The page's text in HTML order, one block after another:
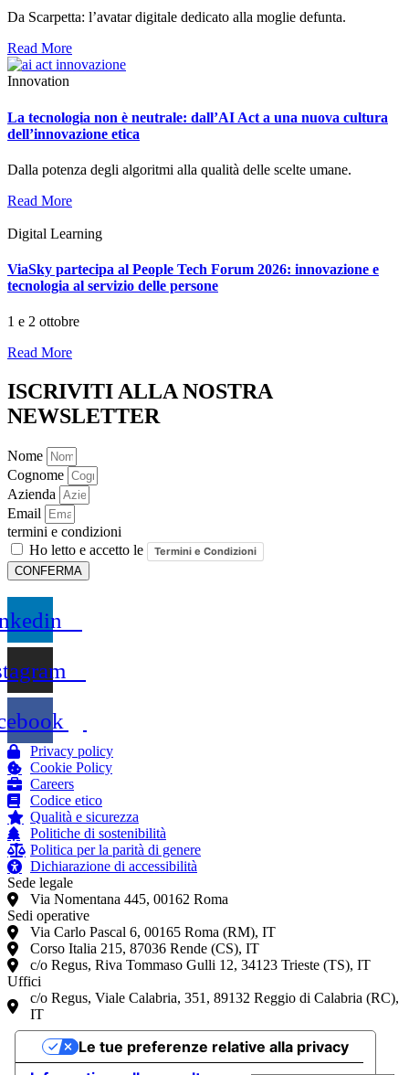
Da Scarpetta: l’avatar digitale dedicato alla moglie defunta.
Read More
Innovation
La tecnologia non è neutrale: dall’AI Act a una nuova cultura
dell’innovazione etica
Dalla potenza degli algoritmi alla qualità delle scelte umane.
Read More
Digital Learning
ViaSky partecipa al People Tech Forum 2026: innovazione e
tecnologia al servizio delle persone
1 e 2 ottobre
Read More
ISCRIVITI ALLA NOSTRA
NEWSLETTER
Nome
Cognome
Azienda
Email
termini e condizioni
Ho letto e accetto le
Termini e Condizioni
CONFERMA
Privacy policy
Cookie Policy
Careers
Codice etico
Qualità e sicurezza
Politiche di sostenibilità
Politica per la parità di genere
Dichiarazione di accessibilità
Sede legale
Via Nomentana 445, 00162 Roma
Sedi operative
Via Carlo Pascal 6, 00165 Roma (RM), IT
Corso Italia 215, 87036 Rende (CS), IT
c/o Regus, Riva Tommaso Gulli 12, 34123 Trieste (TS), IT
Uffici
c/o Regus, Viale Calabria, 351, 89132 Reggio di Calabria (RC),
IT
Le tue preferenze relative alla privacy